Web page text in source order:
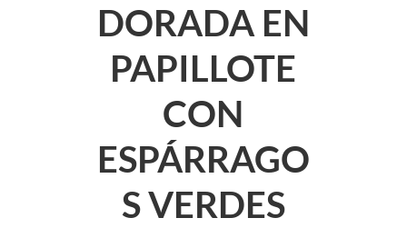
DORADA EN
PAPILLOTE
CON
ESPÁRRAGO
S VERDES